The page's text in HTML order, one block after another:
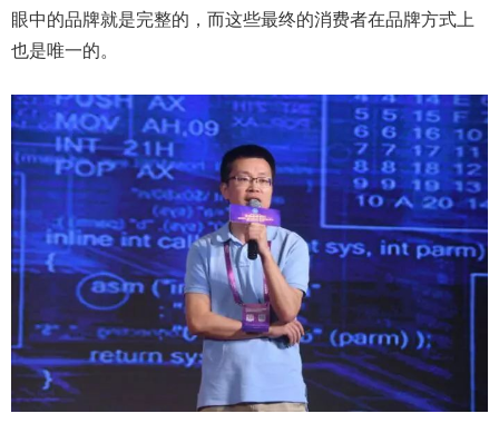
眼中的品牌就是完整的，而这些最终的消费者在品牌方式上
也是唯一的。